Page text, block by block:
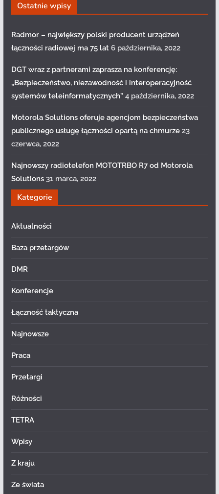
Ostatnie wpisy
Radmor – największy polski producent urządzeń
łączności radiowej ma 75 lat 6 października, 2022
DGT wraz z partnerami zaprasza na konferencję:
„Bezpieczeństwo, niezawodność i interoperacyjność
systemów teleinformatycznych” 4 października, 2022
Motorola Solutions oferuje agencjom bezpieczeństwa
publicznego usługę łączności opartą na chmurze 23
czerwca, 2022
Najnowszy radiotelefon MOTOTRBO R7 od Motorola
Solutions 31 marca, 2022
Kategorie
Aktualności
Baza przetargów
DMR
Konferencje
Łączność taktyczna
Najnowsze
Praca
Przetargi
Różności
TETRA
Wpisy
Z kraju
Ze świata